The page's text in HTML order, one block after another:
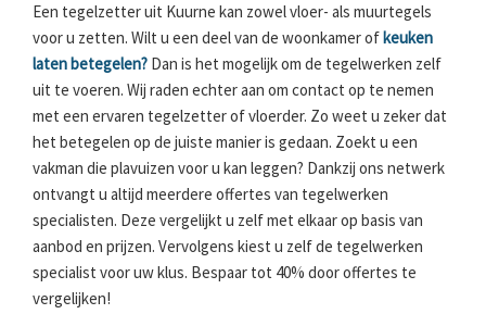
Een tegelzetter uit Kuurne kan zowel vloer- als muurtegels
voor u zetten. Wilt u een deel van de woonkamer of keuken
laten betegelen? Dan is het mogelijk om de tegelwerken zelf
uit te voeren. Wij raden echter aan om contact op te nemen
met een ervaren tegelzetter of vloerder. Zo weet u zeker dat
het betegelen op de juiste manier is gedaan. Zoekt u een
vakman die plavuizen voor u kan leggen? Dankzij ons netwerk
ontvangt u altijd meerdere offertes van tegelwerken
specialisten. Deze vergelijkt u zelf met elkaar op basis van
aanbod en prijzen. Vervolgens kiest u zelf de tegelwerken
specialist voor uw klus. Bespaar tot 40% door offertes te
vergelijken!